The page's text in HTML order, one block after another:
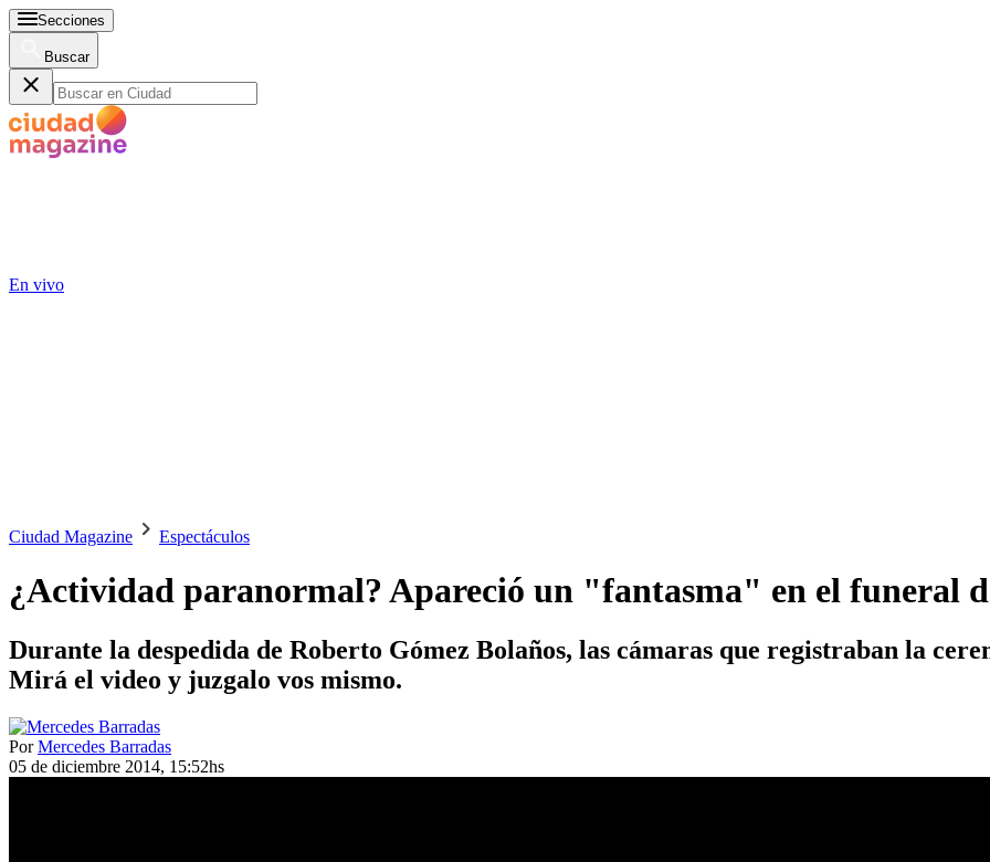
Secciones
Buscar
En vivo
Ciudad Magazine Espectáculos
¿Actividad paranormal? Apareció un "fantasma" en el funeral
Durante la despedida de Roberto Gómez Bolaños, las cámaras que registraban la
Mirá el video y juzgalo vos mismo.
PorMercedes Barradas
05 de diciembre 2014, 15:52hs